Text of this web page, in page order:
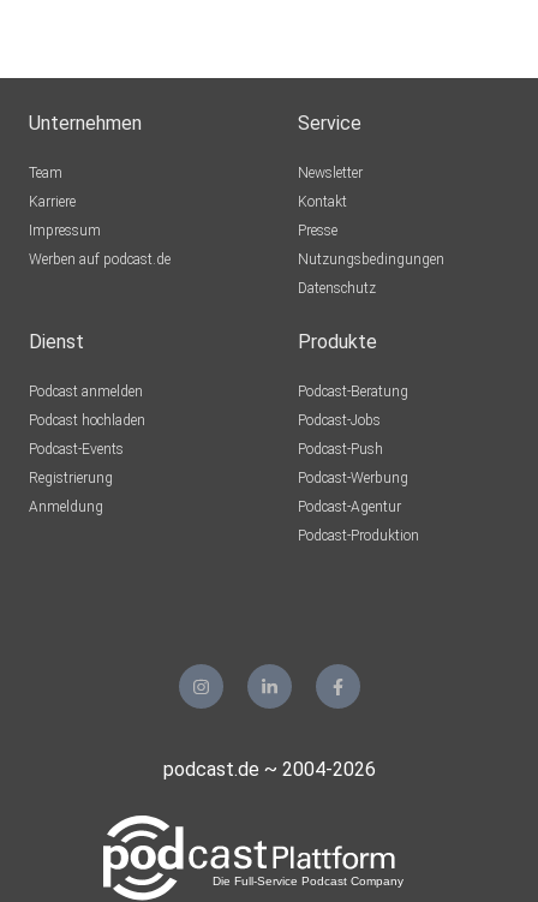
Unternehmen
Team
Karriere
Impressum
Werben auf podcast.de
Service
Newsletter
Kontakt
Presse
Nutzungsbedingungen
Datenschutz
Dienst
Podcast anmelden
Podcast hochladen
Podcast-Events
Registrierung
Anmeldung
Produkte
Podcast-Beratung
Podcast-Jobs
Podcast-Push
Podcast-Werbung
Podcast-Agentur
Podcast-Produktion
podcast.de ~ 2004-2026